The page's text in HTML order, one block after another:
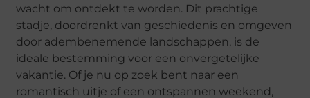
wacht om ontdekt te worden. Dit prachtige
stadje, doordrenkt van geschiedenis en omgeven
door adembenemende landschappen, is de
ideale bestemming voor een onvergetelijke
vakantie. Of je nu op zoek bent naar een
romantisch uitje of een ontspannen weekend,